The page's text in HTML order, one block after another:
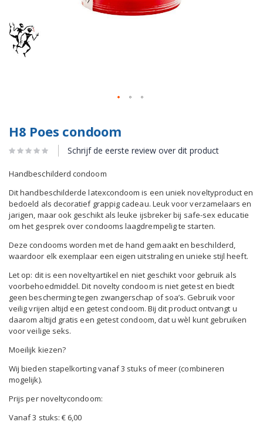
H8 Poes condoom
Schrijf de eerste review over dit product
Handbeschilderd condoom
Dit handbeschilderde latexcondoom is een uniek noveltyproduct en
bedoeld als decoratief grappig cadeau. Leuk voor verzamelaars en
jarigen, maar ook geschikt als leuke ijsbreker bij safe-sex educatie
om het gesprek over condooms laagdrempelig te starten.
Deze condooms worden met de hand gemaakt en beschilderd,
waardoor elk exemplaar een eigen uitstraling en unieke stijl heeft.
Let op: dit is een noveltyartikel en niet geschikt voor gebruik als
voorbehoedmiddel. Dit novelty condoom is niet getest en biedt
geen bescherming tegen zwangerschap of soa’s. Gebruik voor
veilig vrijen altijd een getest condoom. Bij dit product ontvangt u
daarom altijd gratis een getest condoom, dat u wèl kunt gebruiken
voor veilige seks.
Moeilijk kiezen?
Wij bieden stapelkorting vanaf 3 stuks of meer (combineren
mogelijk).
Prijs per noveltycondoom:
Vanaf 3 stuks: € 6,00